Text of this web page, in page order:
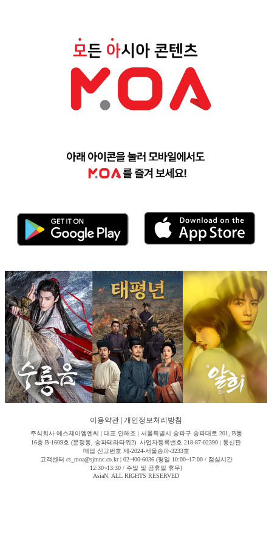
이용약관 개인정보처리방침
주식회사 에스제이엠엔씨 | 대표 안해조 | 서울특별시 송파구 송파대로 201, B동
16층 B-1609호 (문정동, 송파테라타워2) 사업자등록번호 218-87-02390 | 통신판
매업 신고번호 제-2024-서울송파-3233호
고객센터 cs_moa@sjmnc.co.kr | 02-400-6036 (평일 10:00~17:00 / 점심시간
12:30~13:30 / 주말 및 공휴일 휴무)
AsiaN. ALL RIGHTS RESERVED